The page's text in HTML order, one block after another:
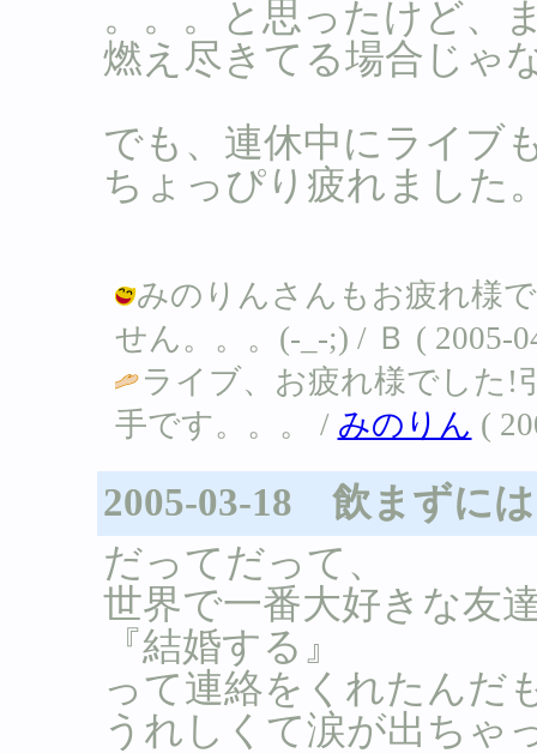
。。。と思ったけど、
燃え尽きてる場合じゃ
でも、連休中にライブ
ちょっぴり疲れました
みのりんさんもお疲れ様
せん。。。(-_-;) / Ｂ ( 2005-
ライブ、お疲れ様でした!
手です。。。 / みのりん (
2005-03-18 飲まずに
だってだって、
世界で一番大好きな友
『結婚する』
って連絡をくれたんだ
うれしくて涙が出ちゃ